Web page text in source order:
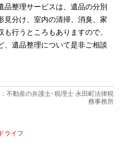
品整理サービスは、遺品の分別
見分け、室内の清掃、消臭、家
行うところもありますので、
、遺品整理について是非ご相談
不動産の弁護士･税理士 永田町法律税
務事務所
ライフ